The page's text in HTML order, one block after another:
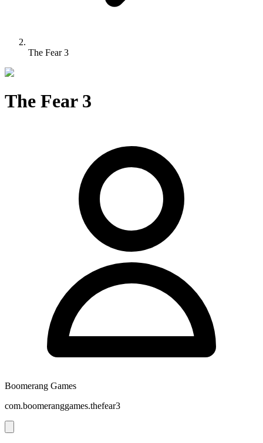
The Fear 3
The Fear 3
Boomerang Games
com.boomeranggames.thefear3